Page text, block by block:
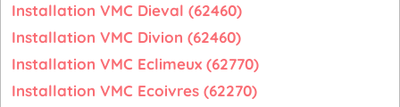
Installation VMC Dieval (62460)
Installation VMC Divion (62460)
Installation VMC Eclimeux (62770)
Installation VMC Ecoivres (62270)